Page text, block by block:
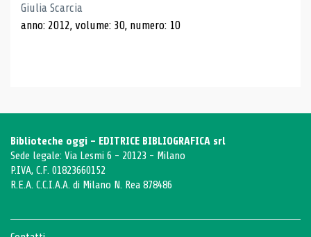
Giulia Scarcia
anno: 2012, volume: 30, numero: 10
Biblioteche oggi - EDITRICE BIBLIOGRAFICA srl
Sede legale: Via Lesmi 6 - 20123 - Milano
P.IVA, C.F. 01823660152
R.E.A. C.C.I.A.A. di Milano N. Rea 878486